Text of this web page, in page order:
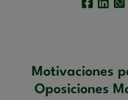
Motivaciones
Oposiciones